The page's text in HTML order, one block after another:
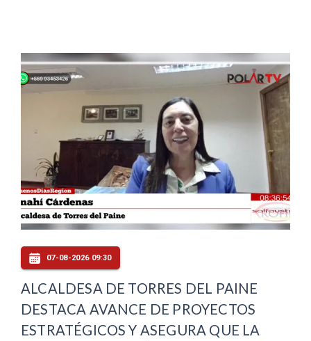
07-08-2026 09:30
ALCALDESA DE TORRES DEL PAINE
DESTACA AVANCE DE PROYECTOS
ESTRATÉGICOS Y ASEGURA QUE LA